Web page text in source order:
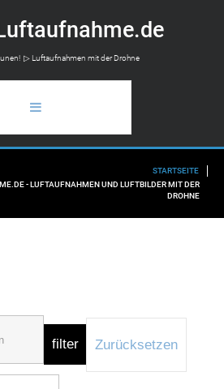
uftaufnahme.de
▷ Luftaufnahmen mit der Drohne
STARTSEITE
- LUFTAUFNAHMEN UND LUFTBILDER MIT DER
DROHNE
filter Zurücksetzen